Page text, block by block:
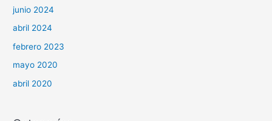
junio 2024
abril 2024
febrero 2023
mayo 2020
abril 2020